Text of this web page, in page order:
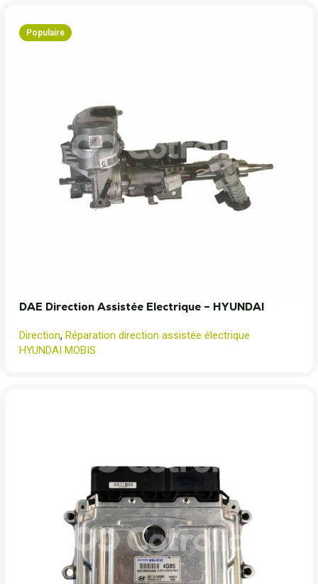
Populaire
DAE Direction Assistée Electrique – HYUNDAI
Direction, Réparation direction assistée électrique
HYUNDAI MOBIS